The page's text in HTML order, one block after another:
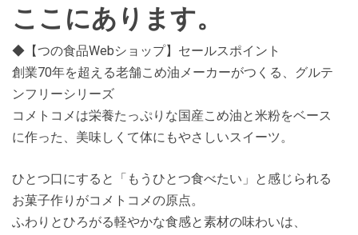
ここにあります。
◆【つの食品Webショップ】セールスポイント
創業70年を超える老舗こめ油メーカーがつくる、グルテ
ンフリーシリーズ
コメトコメは栄養たっぷりな国産こめ油と米粉をベース
に作った、美味しくて体にもやさしいスイーツ。
ひとつ口にすると「もうひとつ食べたい」と感じられる
お菓子作りがコメトコメの原点。
ふわりとひろがる軽やかな食感と素材の味わいは、